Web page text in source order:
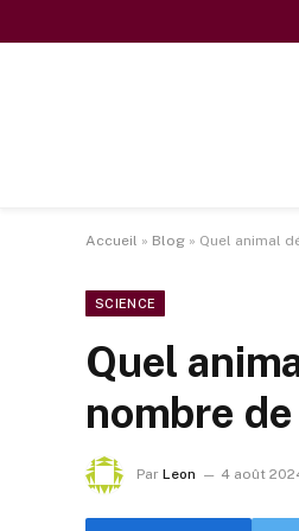
Accueil » Blog » Quel animal
SCIENCE
Quel
nombre
Par Leon 4 août